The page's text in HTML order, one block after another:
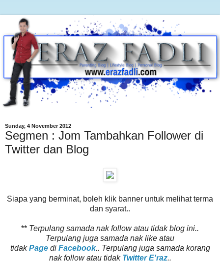
Sunday, 4 November 2012
Segmen : Jom Tambahkan Follower di
Twitter dan Blog
Siapa yang berminat, boleh klik banner untuk melihat terma
dan syarat..
** Terpulang samada nak follow atau tidak blog ini..
Terpulang juga samada nak like atau
tidakPagedi Facebook.. Terpulang juga samada korang
nak follow atau tidak Twitter E'raz..